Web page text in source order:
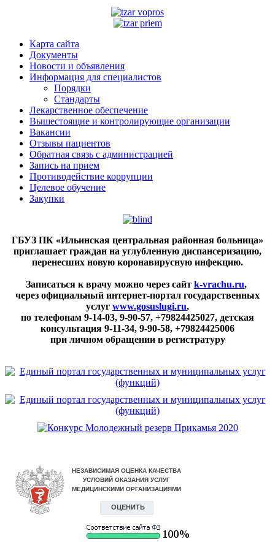
Карта сайта
Документы
Новости и объявления
Информация для специалистов
Порядки
Стандарты
Лекарственное обеспечение
Вышестоящие и контролирующие организации
Вакансии
Отзывы пациентов
Обратная связь с администрацией
Запись на прием
Противодействие коррупции
Целевое обучение
Закупки
ГБУЗ ПК «Ильинская центральная районная больница»
приглашает граждан на углубленную диспансеризацию,
перенесших новую коронавирусную инфекцию.
Записаться к врачу можно через сайт k-vrachu.ru,
через официальный интернет-портал государственных
услуг www.gosuslugi.ru,
по телефонам 9-14-03, 9-90-57, +79824425027, детская
консультация 9-11-34, 9-90-58, +79824425006
при личном обращении в регистратуру